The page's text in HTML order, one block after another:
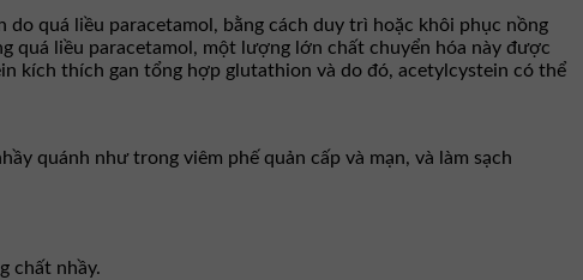
quá liều paracetamol, bằng cách duy trì hoặc khôi phục nồng
quá liều paracetamol, một lượng lớn chất chuyển hóa này được
kích thích gan tổng hợp glutathion và do đó, acetylcystein có thể
quánh như trong viêm phế quản cấp và mạn, và làm sạch
chất nhầy.